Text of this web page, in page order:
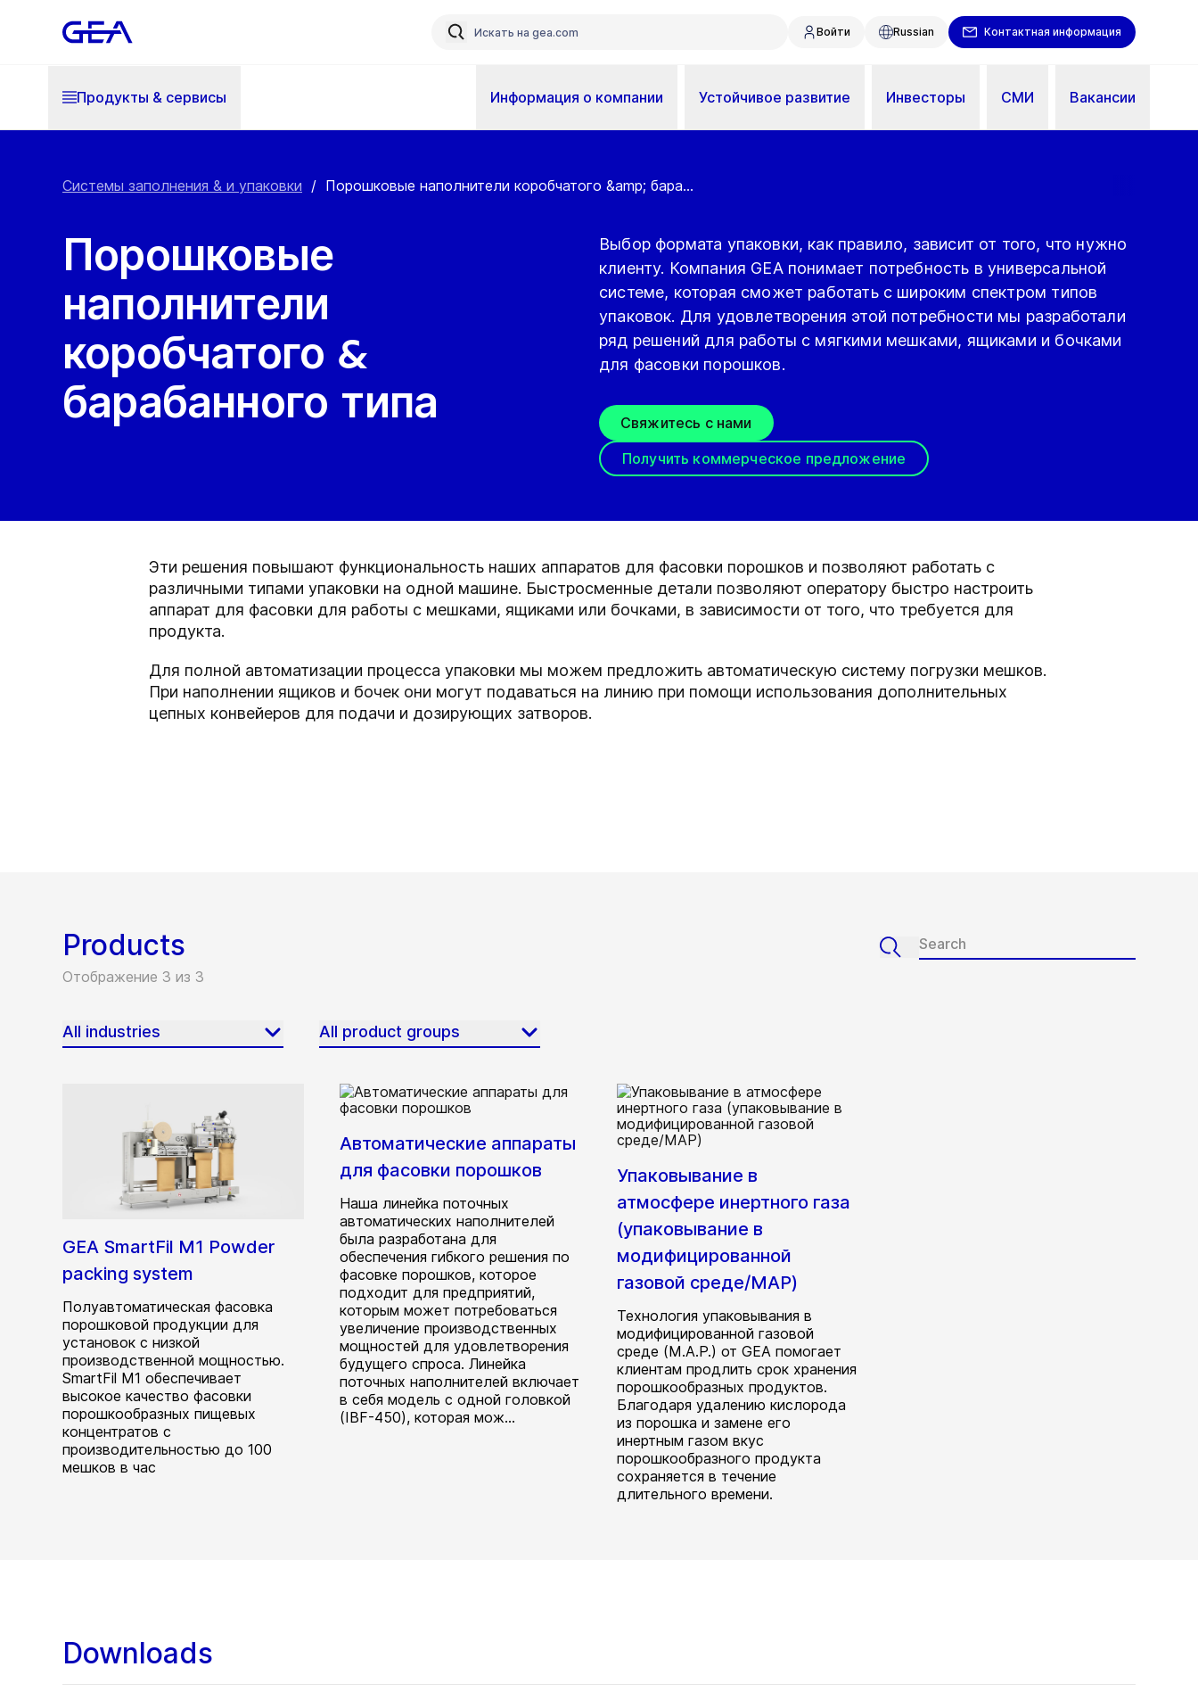
Войти Russian Контактная информация
Продукты & cервисы Информация о компании Устойчивое развитие Инвесторы СМИ Вакансии
Системы заполнения & и упаковки / Порошковые наполнители коробчатого &amp; бара...
Порошковые
наполнители
коробчатого &
барабанного типа
Выбор формата упаковки, как правило, зависит от того, что нужно
клиенту. Компания GEA понимает потребность в универсальной
системе, которая сможет работать с широким спектром типов
упаковок. Для удовлетворения этой потребности мы разработали
ряд решений для работы с мягкими мешками, ящиками и бочками
для фасовки порошков.
Свяжитесь с нами
Получить коммерческое предложение
Эти решения повышают функциональность наших аппаратов для фасовки порошков и позволяют работать с
различными типами упаковки на одной машине. Быстросменные детали позволяют оператору быстро настроить
аппарат для фасовки для работы с мешками, ящиками или бочками, в зависимости от того, что требуется для
продукта.
Для полной автоматизации процесса упаковки мы можем предложить автоматическую систему погрузки мешков.
При наполнении ящиков и бочек они могут подаваться на линию при помощи использования дополнительных
цепных конвейеров для подачи и дозирующих затворов.
Products
Отображение 3 из 3
All industries All product groups
GEA SmartFil M1 Powder
packing system
Полуавтоматическая фасовка
порошковой продукции для
установок с низкой
производственной мощностью.
SmartFil M1 обеспечивает
высокое качество фасовки
порошкообразных пищевых
концентратов с
производительностью до 100
мешков в час
Автоматические аппараты
для фасовки порошков
Наша линейка поточных
автоматических наполнителей
была разработана для
обеспечения гибкого решения по
фасовке порошков, которое
подходит для предприятий,
которым может потребоваться
увеличение производственных
мощностей для удовлетворения
будущего спроса. Линейка
поточных наполнителей включает
в себя модель с одной головкой
(IBF-450), которая мож...
Упаковывание в
атмосфере инертного газа
(упаковывание в
модифицированной
газовой среде/MAP)
Технология упаковывания в
модифицированной газовой
среде (M.A.P.) от GEA помогает
клиентам продлить срок хранения
порошкообразных продуктов.
Благодаря удалению кислорода
из порошка и замене его
инертным газом вкус
порошкообразного продукта
сохраняется в течение
длительного времени.
Downloads